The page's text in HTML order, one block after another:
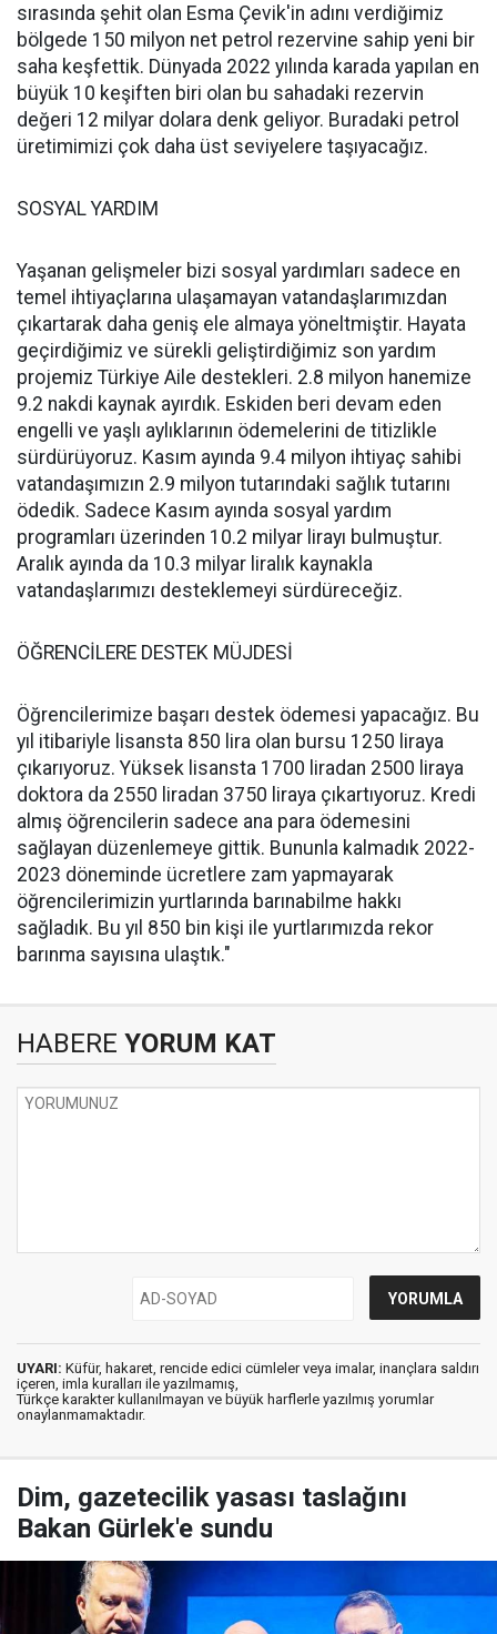
sırasında şehit olan Esma Çevik'in adını verdiğimiz
bölgede 150 milyon net petrol rezervine sahip yeni bir
saha keşfettik. Dünyada 2022 yılında karada yapılan en
büyük 10 keşiften biri olan bu sahadaki rezervin
değeri 12 milyar dolara denk geliyor. Buradaki petrol
üretimimizi çok daha üst seviyelere taşıyacağız.
SOSYAL YARDIM
Yaşanan gelişmeler bizi sosyal yardımları sadece en
temel ihtiyaçlarına ulaşamayan vatandaşlarımızdan
çıkartarak daha geniş ele almaya yöneltmiştir. Hayata
geçirdiğimiz ve sürekli geliştirdiğimiz son yardım
projemiz Türkiye Aile destekleri. 2.8 milyon hanemize
9.2 nakdi kaynak ayırdık. Eskiden beri devam eden
engelli ve yaşlı aylıklarının ödemelerini de titizlikle
sürdürüyoruz. Kasım ayında 9.4 milyon ihtiyaç sahibi
vatandaşımızın 2.9 milyon tutarındaki sağlık tutarını
ödedik. Sadece Kasım ayında sosyal yardım
programları üzerinden 10.2 milyar lirayı bulmuştur.
Aralık ayında da 10.3 milyar liralık kaynakla
vatandaşlarımızı desteklemeyi sürdüreceğiz.
ÖĞRENCİLERE DESTEK MÜJDESİ
Öğrencilerimize başarı destek ödemesi yapacağız. Bu
yıl itibariyle lisansta 850 lira olan bursu 1250 liraya
çıkarıyoruz. Yüksek lisansta 1700 liradan 2500 liraya
doktora da 2550 liradan 3750 liraya çıkartıyoruz. Kredi
almış öğrencilerin sadece ana para ödemesini
sağlayan düzenlemeye gittik. Bununla kalmadık 2022-
2023 döneminde ücretlere zam yapmayarak
öğrencilerimizin yurtlarında barınabilme hakkı
sağladık. Bu yıl 850 bin kişi ile yurtlarımızda rekor
barınma sayısına ulaştık."
HABERE YORUM KAT
UYARI: Küfür, hakaret, rencide edici cümleler veya imalar, inançlara saldırı
içeren, imla kuralları ile yazılmamış,
Türkçe karakter kullanılmayan ve büyük harflerle yazılmış yorumlar
onaylanmamaktadır.
Dim, gazetecilik yasası taslağını
Bakan Gürlek'e sundu